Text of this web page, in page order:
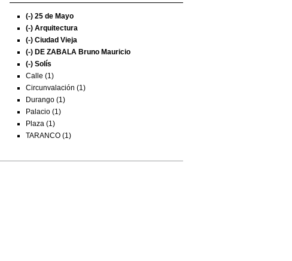
(-) 25 de Mayo
(-) Arquitectura
(-) Ciudad Vieja
(-) DE ZABALA Bruno Mauricio
(-) Solís
Calle (1)
Circunvalación (1)
Durango (1)
Palacio (1)
Plaza (1)
TARANCO (1)